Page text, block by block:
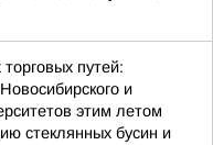
путей:
и
этим летом
стеклянных бусин и